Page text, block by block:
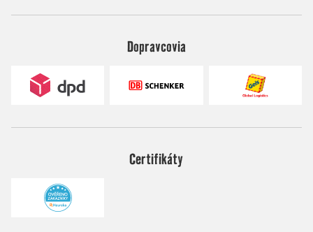
Dopravcovia
Certifikáty